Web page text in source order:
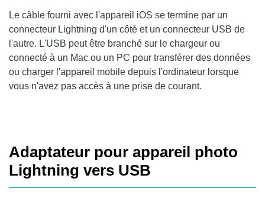
Le câble fourni avec l'appareil iOS se termine par un
connecteur Lightning d'un côté et un connecteur USB de
l'autre. L'USB peut être branché sur le chargeur ou
connecté à un Mac ou un PC pour transférer des données
ou charger l'appareil mobile depuis l'ordinateur lorsque
vous n'avez pas accès à une prise de courant.
Adaptateur pour appareil photo
Lightning vers USB